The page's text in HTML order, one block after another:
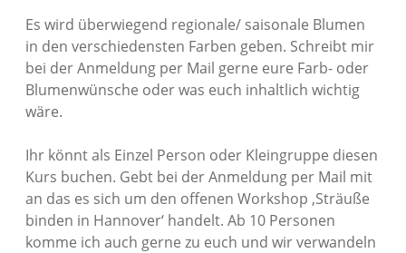
Es wird überwiegend regionale/ saisonale Blumen
in den verschiedensten Farben geben. Schreibt mir
bei der Anmeldung per Mail gerne eure Farb- oder
Blumenwünsche oder was euch inhaltlich wichtig
wäre.
Ihr könnt als Einzel Person oder Kleingruppe diesen
Kurs buchen. Gebt bei der Anmeldung per Mail mit
an das es sich um den offenen Workshop ‚Sträuße
binden in Hannover‘ handelt. Ab 10 Personen
komme ich auch gerne zu euch und wir verwandeln